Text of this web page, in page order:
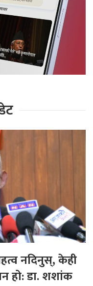
नदिनुस्, केही
हो: डा. शशांक